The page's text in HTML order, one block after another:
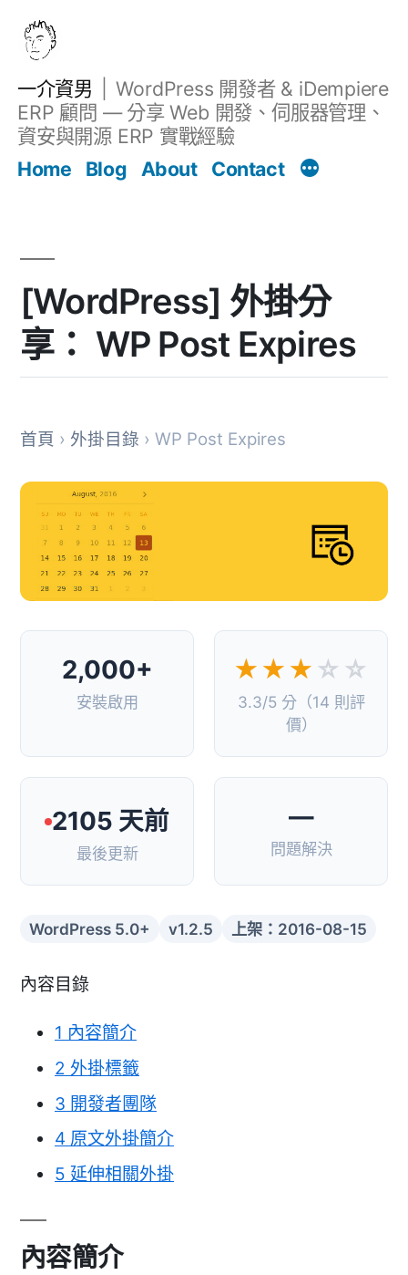
一介資男
WordPress 開發者 & iDempiere
ERP 顧問 — 分享 Web 開發、伺服器管理、
資安與開源 ERP 實戰經驗
Home
Blog About Contact
[WordPress] 外掛分
享： WP Post Expires
首頁 › 外掛目錄 › WP Post Expires
2,000+
安裝啟用
★★★ ☆☆
3.3/5 分（14 則評
價）
2105 天前
最後更新
—
問題解決
WordPress 5.0+ v1.2.5 上架：2016-08-15
內容目錄
1 內容簡介
2 外掛標籤
3 開發者團隊
4 原文外掛簡介
5 延伸相關外掛
內容簡介
文章